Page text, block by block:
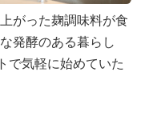
がった麹調味料が食
発酵のある暮らし
で気軽に始めていた